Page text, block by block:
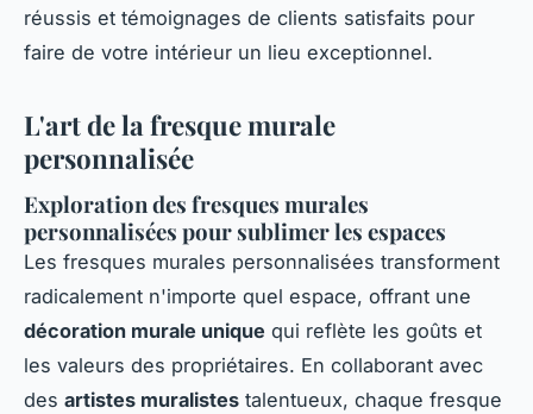
réussis et témoignages de clients satisfaits pour
faire de votre intérieur un lieu exceptionnel.
L'art de la fresque murale
personnalisée
Exploration des fresques murales
personnalisées pour sublimer les espaces
Les fresques murales personnalisées transforment
radicalement n'importe quel espace, offrant une
décoration murale unique qui reflète les goûts et
les valeurs des propriétaires. En collaborant avec
des artistes muralistes talentueux, chaque fresque